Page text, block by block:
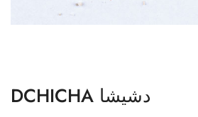
DCHICHA دشيشا